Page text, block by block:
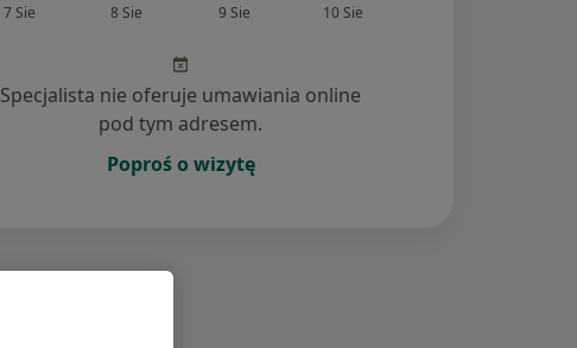
7 Sie 8 Sie 9 Sie 10 Sie
Specjalista nie oferuje umawiania online
pod tym adresem.
Poproś o wizytę